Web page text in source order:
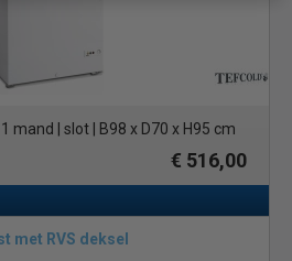
mand | slot | B98 x D70 x H95 cm
€ 516,00
met RVS deksel